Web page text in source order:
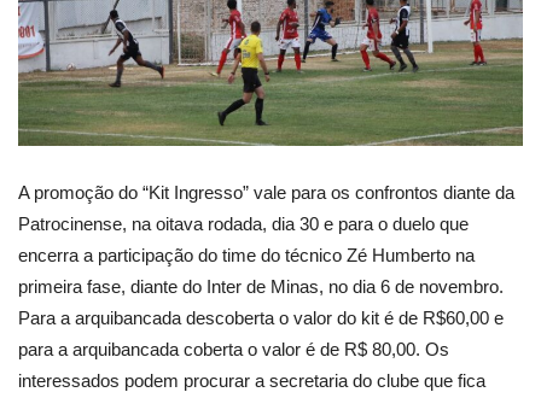
A promoção do “Kit Ingresso” vale para os confrontos diante da
Patrocinense, na oitava rodada, dia 30 e para o duelo que
encerra a participação do time do técnico Zé Humberto na
primeira fase, diante do Inter de Minas, no dia 6 de novembro.
Para a arquibancada descoberta o valor do kit é de R$60,00 e
para a arquibancada coberta o valor é de R$ 80,00. Os
interessados podem procurar a secretaria do clube que fica